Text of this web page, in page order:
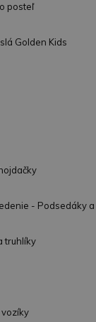
posteľ
Golden Kids
- Podsedáky a
truhlíky